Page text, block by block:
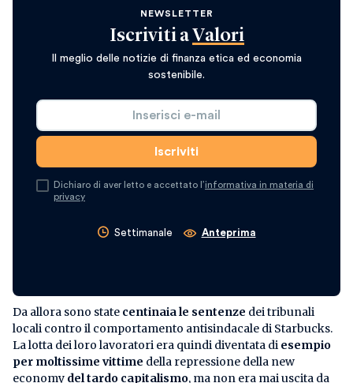
NEWSLETTER
Iscriviti a Valori
Il meglio delle notizie di finanza etica ed economia
sostenibile.
Dichiaro di aver letto e accettato l’informativa in materia di
privacy
Settimanale Anteprima
Da allora sono state centinaia le sentenze dei tribunali
locali contro il comportamento antisindacale di Starbucks.
La lotta dei loro lavoratori era quindi diventata di esempio
per moltissime vittime della repressione della new
economy del tardo capitalismo, ma non era mai uscita da